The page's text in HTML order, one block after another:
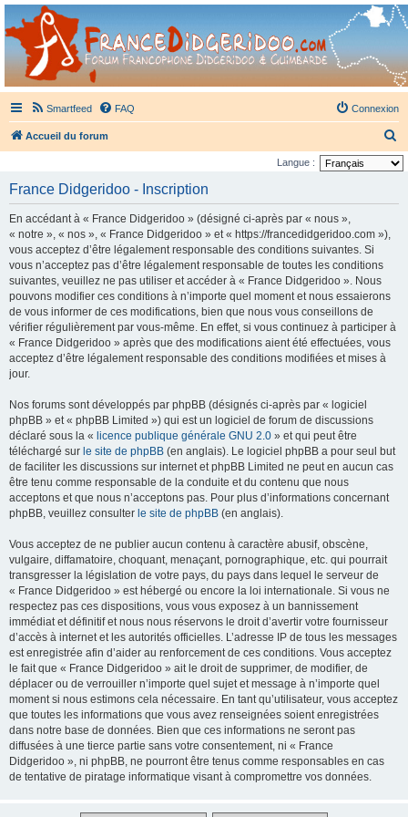
France Didgeridoo
Didgeridoo et Guimbarde sur France Didgeridoo - retrouvez la communauté.
Smartfeed FAQ Connexion
Accueil du forum
e
h
Langue :
France Didgeridoo - Inscription
En accédant à « France Didgeridoo » (désigné ci-après par « nous »,
« notre », « nos », « France Didgeridoo » et « https://francedidgeridoo.com »),
vous acceptez d’être légalement responsable des conditions suivantes. Si
vous n’acceptez pas d’être légalement responsable de toutes les conditions
suivantes, veuillez ne pas utiliser et accéder à « France Didgeridoo ». Nous
pouvons modifier ces conditions à n’importe quel moment et nous essaierons
de vous informer de ces modifications, bien que nous vous conseillons de
vérifier régulièrement par vous-même. En effet, si vous continuez à participer à
« France Didgeridoo » après que des modifications aient été effectuées, vous
acceptez d’être légalement responsable des conditions modifiées et mises à
jour.
Nos forums sont développés par phpBB (désignés ci-après par « logiciel
phpBB » et « phpBB Limited ») qui est un logiciel de forum de discussions
déclaré sous la « licence publique générale GNU 2.0 » et qui peut être
téléchargé sur le site de phpBB (en anglais). Le logiciel phpBB a pour seul but
de faciliter les discussions sur internet et phpBB Limited ne peut en aucun cas
être tenu comme responsable de la conduite et du contenu que nous
acceptons et que nous n’acceptons pas. Pour plus d’informations concernant
phpBB, veuillez consulter le site de phpBB (en anglais).
Vous acceptez de ne publier aucun contenu à caractère abusif, obscène,
vulgaire, diffamatoire, choquant, menaçant, pornographique, etc. qui pourrait
transgresser la législation de votre pays, du pays dans lequel le serveur de
« France Didgeridoo » est hébergé ou encore la loi internationale. Si vous ne
respectez pas ces dispositions, vous vous exposez à un bannissement
immédiat et définitif et nous nous réservons le droit d’avertir votre fournisseur
d’accès à internet et les autorités officielles. L’adresse IP de tous les messages
est enregistrée afin d’aider au renforcement de ces conditions. Vous acceptez
le fait que « France Didgeridoo » ait le droit de supprimer, de modifier, de
déplacer ou de verrouiller n’importe quel sujet et message à n’importe quel
moment si nous estimons cela nécessaire. En tant qu’utilisateur, vous acceptez
que toutes les informations que vous avez renseignées soient enregistrées
dans notre base de données. Bien que ces informations ne seront pas
diffusées à une tierce partie sans votre consentement, ni « France
Didgeridoo », ni phpBB, ne pourront être tenus comme responsables en cas
de tentative de piratage informatique visant à compromettre vos données.